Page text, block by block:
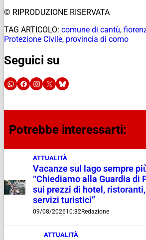
© RIPRODUZIONE RISERVATA
TAG ARTICOLO: comune di cantù,
Protezione Civile, provincia di como
Seguici su
Potrebbe interessarti:
ATTUALITÀ
Vacanze sul lago sempre
“Chiediamo alla Guardia di
sui prezzi di hotel,
servizi turistici”
09/08/202610:32Redazione
ATTUALITÀ